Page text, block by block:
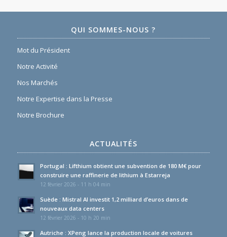
QUI SOMMES-NOUS ?
Mot du Président
Notre Activité
Nos Marchés
Notre Expertise dans la Presse
Notre Brochure
ACTUALITÉS
Portugal : Lifthium obtient une subvention de 180 M€ pour
construire une raffinerie de lithium à Estarreja
12 février 2026 - 11 h 04 min
Suède : Mistral AI investit 1,2 milliard d’euros dans de
nouveaux data centers
12 février 2026 - 10 h 20 min
Autriche : XPeng lance la production locale de voitures